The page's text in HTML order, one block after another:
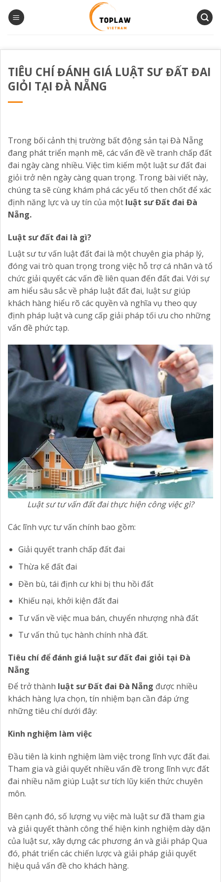
qua
TIÊU CHÍ ĐÁNH GIÁ LUẬT SƯ ĐẤT ĐAI
GIỎI TẠI ĐÀ NẴNG
Trong bối cảnh thị trường bất động sản tại Đà Nẵng
đang phát triển mạnh mẽ, các vấn đề về tranh chấp đất
đai ngày càng nhiều. Việc tìm kiếm một luật sư đất đai
giỏi trở nên ngày càng quan trọng. Trong bài viết này,
chúng ta sẽ cùng khám phá các yếu tố then chốt để xác
định năng lực và uy tín của một luật sư Đất đai Đà
Nẵng.
Luật sư đất đai là gì?
Luật sư tư vấn luật đất đai là một chuyên gia pháp lý,
đóng vai trò quan trọng trong việc hỗ trợ cá nhân và tổ
chức giải quyết các vấn đề liên quan đến đất đai. Với sự
am hiểu sâu sắc về pháp luật đất đai, luật sư giúp
khách hàng hiểu rõ các quyền và nghĩa vụ theo quy
định pháp luật và cung cấp giải pháp tối ưu cho những
vấn đề phức tạp.
Luật sư tư vấn đất đai thực hiện công việc gì?
Các lĩnh vực tư vấn chính bao gồm:
Giải quyết tranh chấp đất đai
Thừa kế đất đai
Đền bù, tái định cư khi bị thu hồi đất
Khiếu nại, khởi kiện đất đai
Tư vấn về việc mua bán, chuyển nhượng nhà đất
Tư vấn thủ tục hành chính nhà đất.
Tiêu chí để đánh giá luật sư đất đai giỏi tại Đà
Nẵng
Để trở thành luật sư Đất đai Đà Nẵng được nhiều
khách hàng lựa chọn, tín nhiệm bạn cần đáp ứng
những tiêu chí dưới đây:
Kinh nghiệm làm việc
Đầu tiên là kinh nghiệm làm việc trong lĩnh vực đất đai.
Tham gia và giải quyết nhiều vấn đề trong lĩnh vực đất
đai nhiều năm giúp Luật sư tích lũy kiến thức chuyên
môn.
Bên cạnh đó, số lượng vụ việc mà luật sư đã tham gia
và giải quyết thành công thể hiện kinh nghiệm dày dặn
của luật sư, xây dựng các phương án và giải pháp Qua
đó, phát triển các chiến lược và giải pháp giải quyết
hiệu quả vấn đề cho khách hàng.